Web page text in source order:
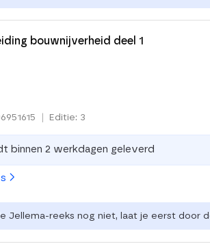
bouwnijverheid deel 1
Editie: 3
binnen 2 werkdagen geleverd
Jellema-reeks nog niet, laat je eerst door